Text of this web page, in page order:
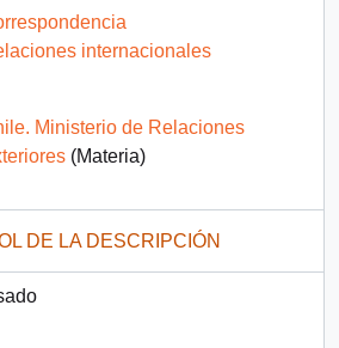
internacionales
Ministerio de Relaciones
(Materia)
DE LA DESCRIPCIÓN